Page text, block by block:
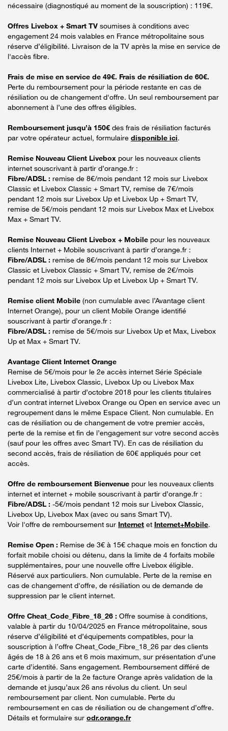
nécessaire (diagnostiqué au moment de la souscription) : 119€.
Offres Livebox + Smart TV soumises à conditions avec
engagement 24 mois valables en France métropolitaine sous
réserve d’éligibilité. Livraison de la TV après la mise en service de
l'accès fibre.
Frais de mise en service de 49€. Frais de résiliation de 60€.
Perte du remboursement pour la période restante en cas de
résiliation ou de changement d'offre. Un seul remboursement par
abonnement à l’une des offres éligibles.
Remboursement jusqu’à 150€ des frais de résiliation facturés
par votre opérateur actuel, formulaire disponible ici.
Remise Nouveau Client Livebox pour les nouveaux clients
internet souscrivant à partir d’orange.fr :
Fibre/ADSL : remise de 8€/mois pendant 12 mois sur Livebox
Classic et Livebox Classic + Smart TV, remise de 7€/mois
pendant 12 mois sur Livebox Up et Livebox Up + Smart TV,
remise de 5€/mois pendant 12 mois sur Livebox Max et Livebox
Max + Smart TV.
Remise Nouveau Client Livebox + Mobile pour les nouveaux
clients Internet + Mobile souscrivant à partir d’orange.fr :
Fibre/ADSL : remise de 8€/mois pendant 12 mois sur Livebox
Classic et Livebox Classic + Smart TV, remise de 2€/mois
pendant 12 mois sur Livebox Up et Livebox Up + Smart TV.
Remise client Mobile (non cumulable avec l’Avantage client
Internet Orange), pour un client Mobile Orange identifié
souscrivant à partir d’orange.fr :
Fibre/ADSL : remise de 5€/mois sur Livebox Up et Max, Livebox
Up et Max + Smart TV.
Avantage Client Internet Orange
Remise de 5€/mois pour le 2e accès internet Série Spéciale
Livebox Lite, Livebox Classic, Livebox Up ou Livebox Max
commercialisé à partir d’octobre 2018 pour les clients titulaires
d’un contrat internet Livebox Orange ou Open en service avec un
regroupement dans le même Espace Client. Non cumulable. En
cas de résiliation ou de changement de votre premier accès,
perte de la remise et fin de l’engagement sur votre second accès
(sauf pour les offres avec Smart TV). En cas de résiliation du
second accès, frais de résiliation de 60€ appliqués pour cet
accès.
Offre de remboursement Bienvenue pour les nouveaux clients
internet et internet + mobile souscrivant à partir d’orange.fr :
Fibre/ADSL : -5€/mois pendant 12 mois sur Livebox Classic,
Livebox Up, Livebox Max (avec ou sans Smart TV).
Voir l'offre de remboursement sur Internet et Internet+Mobile.
Remise Open : Remise de 3€ à 15€ chaque mois en fonction du
forfait mobile choisi ou détenu, dans la limite de 4 forfaits mobile
supplémentaires, pour une nouvelle offre Livebox éligible.
Réservé aux particuliers. Non cumulable. Perte de la remise en
cas de changement d'offre, de résiliation ou de demande de
suppression par le client internet.
Offre Cheat_Code_Fibre_18_26 : Offre soumise à conditions,
valable à partir du 10/04/2025 en France métropolitaine, sous
réserve d’éligibilité et d’équipements compatibles, pour la
souscription à l’offre Cheat_Code_Fibre_18_26 par des clients
âgés de 18 à 26 ans et 6 mois maximum, sur présentation d’une
carte d’identité. Sans engagement. Remboursement différé de
25€/mois à partir de la 2e facture Orange après validation de la
demande et jusqu’aux 26 ans révolus du client. Un seul
remboursement par client. Non cumulable. Perte du
remboursement en cas de résiliation ou de changement d’offre.
Détails et formulaire sur odr.orange.fr